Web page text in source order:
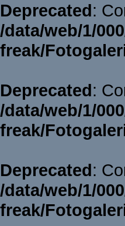
Deprecated:
/data/web/1/
freak/
Deprecated:
/data/web/1/
freak/
Deprecated:
/data/web/1/
freak/